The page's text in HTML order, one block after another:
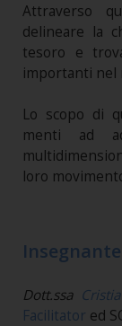
Attraverso
delineare la
tesoro e
importanti nel
Lo scopo di
menti ad
loro
Insegnante
Dott.ssa
Facilitator ed